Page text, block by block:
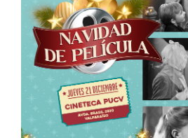
Académicos
Funcionarios
English